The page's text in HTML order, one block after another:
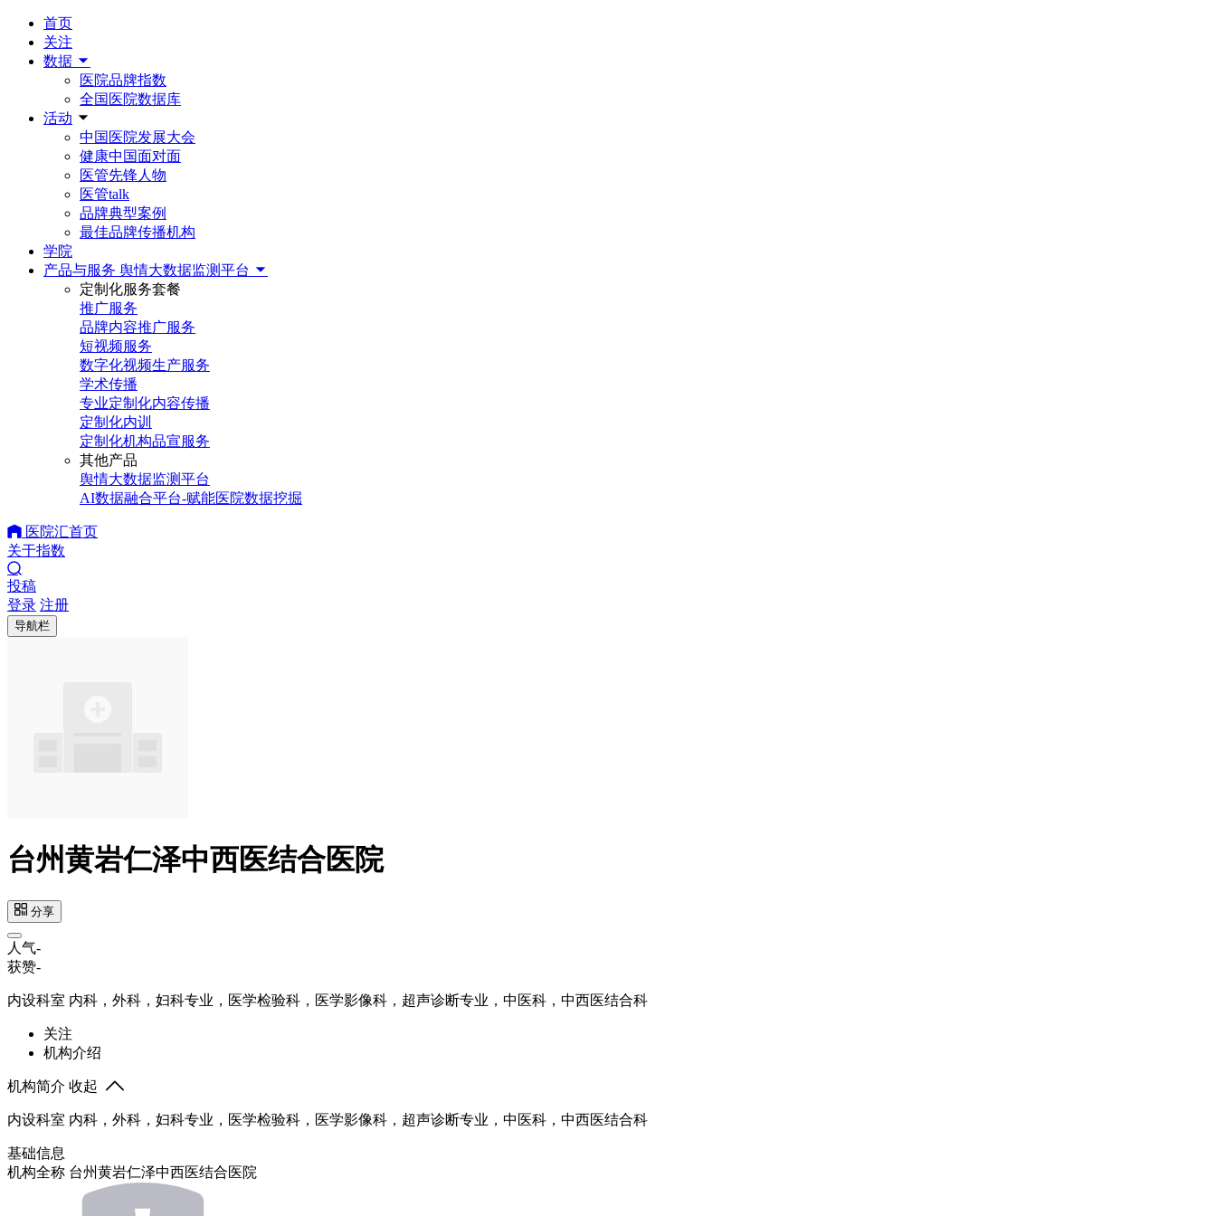
首页
关注
数据
医院品牌指数
全国医院数据库
活动
中国医院发展大会
健康中国面对面
医管先锋人物
医管talk
品牌典型案例
最佳品牌传播机构
学院
产品与服务 舆情大数据监测平台
定制化服务套餐
推广服务
品牌内容推广服务
短视频服务
数字化视频生产服务
学术传播
专业定制化内容传播
定制化内训
定制化机构品宣服务
其他产品
舆情大数据监测平台
AI数据融合平台-赋能医院数据挖掘
医院汇首页
关于指数
投稿
登录 注册
导航栏
台州黄岩仁泽中西医结合医院
分享
人气-
获赞-
内设科室 内科，外科，妇科专业，医学检验科，医学影像科，超声诊断专业，中医科，中西医结合科
关注
机构介绍
机构简介 收起
内设科室 内科，外科，妇科专业，医学检验科，医学影像科，超声诊断专业，中医科，中西医结合科
基础信息
机构全称 台州黄岩仁泽中西医结合医院